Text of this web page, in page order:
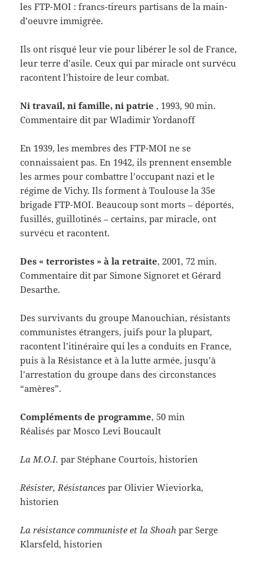
les FTP-MOI : francs-tireurs partisans de la main-
d’oeuvre immigrée.
Ils ont risqué leur vie pour libérer le sol de France,
leur terre d’asile. Ceux qui par miracle ont survécu
racontent l’histoire de leur combat.
Ni travail, ni famille, ni patrie , 1993, 90 min.
Commentaire dit par Wladimir Yordanoff
En 1939, les membres des FTP-MOI ne se
connaissaient pas. En 1942, ils prennent ensemble
les armes pour combattre l’occupant nazi et le
régime de Vichy. Ils forment à Toulouse la 35e
brigade FTP-MOI. Beaucoup sont morts – déportés,
fusillés, guillotinés – certains, par miracle, ont
survécu et racontent.
Des « terroristes » à la retraite, 2001, 72 min.
Commentaire dit par Simone Signoret et Gérard
Desarthe.
Des survivants du groupe Manouchian, résistants
communistes étrangers, juifs pour la plupart,
racontent l’itinéraire qui les a conduits en France,
puis à la Résistance et à la lutte armée, jusqu’à
l’arrestation du groupe dans des circonstances
“amères”.
Compléments de programme, 50 min
Réalisés par Mosco Levi Boucault
La M.O.I. par Stéphane Courtois, historien
Résister, Résistances par Olivier Wieviorka,
historien
La résistance communiste et la Shoah par Serge
Klarsfeld, historien